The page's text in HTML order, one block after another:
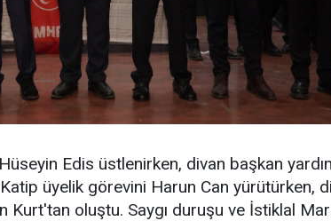
Edis üstlenirken, divan başkan
üyelik görevini Harun Can yürütürken,
oluştu. Saygı duruşu ve İstiklal